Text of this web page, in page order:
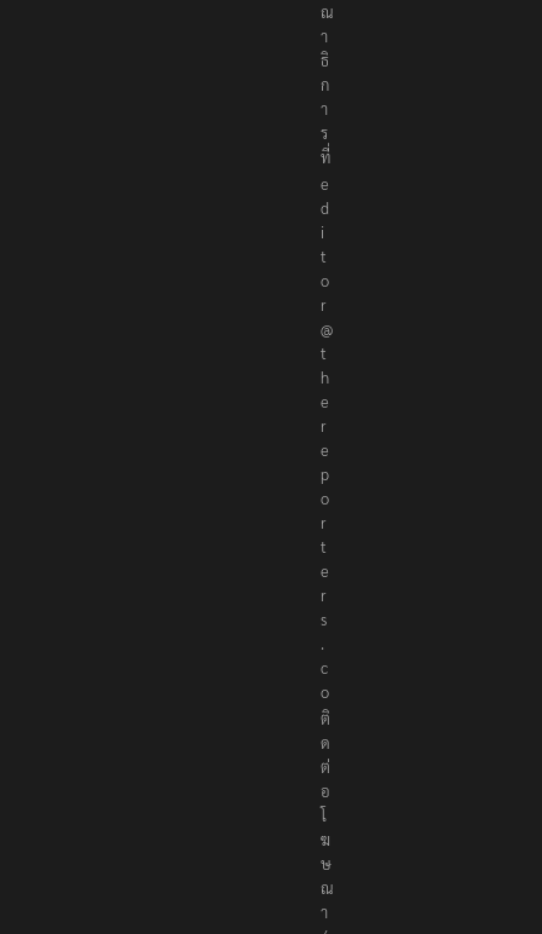
ณ
า
ธิ
ก
า
ร
ที่
e
d
i
t
o
r
@
t
h
e
r
e
p
o
r
t
e
r
s
.
c
o
ติ
ด
ต่
อ
โ
ฆ
ษ
ณ
า